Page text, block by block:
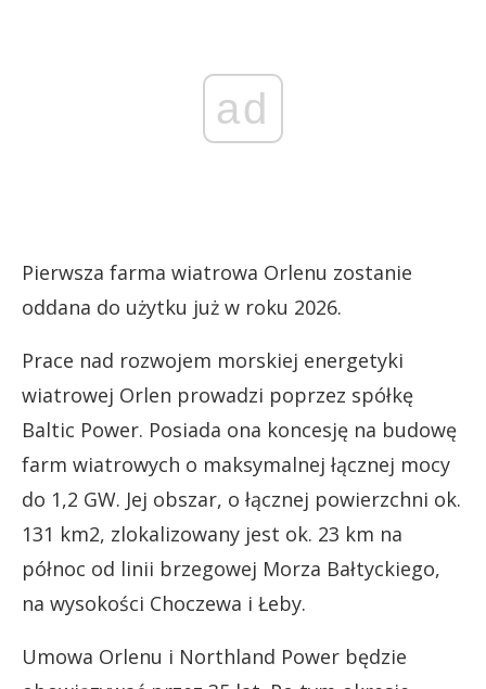
ad
Pierwsza farma wiatrowa Orlenu zostanie
oddana do użytku już w roku 2026.
Prace nad rozwojem morskiej energetyki
wiatrowej Orlen prowadzi poprzez spółkę
Baltic Power. Posiada ona koncesję na budowę
farm wiatrowych o maksymalnej łącznej mocy
do 1,2 GW. Jej obszar, o łącznej powierzchni ok.
131 km2, zlokalizowany jest ok. 23 km na
północ od linii brzegowej Morza Bałtyckiego,
na wysokości Choczewa i Łeby.
Umowa Orlenu i Northland Power będzie